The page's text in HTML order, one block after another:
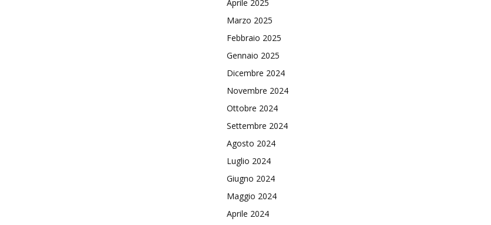
Aprile 2025
Marzo 2025
Febbraio 2025
Gennaio 2025
Dicembre 2024
Novembre 2024
Ottobre 2024
Settembre 2024
Agosto 2024
Luglio 2024
Giugno 2024
Maggio 2024
Aprile 2024